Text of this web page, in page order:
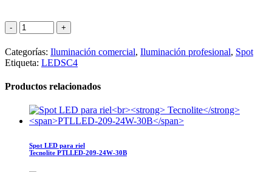
Categorías: Iluminación comercial, Iluminación profesional, Spot
Etiqueta: LEDSC4
Productos relacionados
Spot LED para riel
Tecnolite PTLLED-209-24W-30B